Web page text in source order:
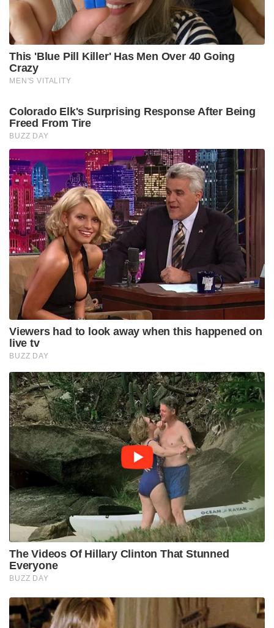
15 दक्षिण अफ्रीका 30%
16 पाकिस्तान 29%
17 ट्यूनीशिया 28%
18
20 दक्षिण कोरिया 25%
21
24%
23 कोट डी’बकाया राशि 21%
24 यूरोपीय संघ 20%
25 जॉर्डन 20%
26 निकारागुआ
27 फिलिपींस 17%
28 इज़राइल 17%
29 15%
30 टर्की 10%
31
33 डोमिनिकन गणराज्य 10%
34 संयुक्त अरब अमीरात 10%
35 न्यूज़ीलैंड 10%
36 अर्जेंटीना 10%
एक्वाडोर 10%
38 ग्वाटेमाला 10%
39 होंडुरस 10%
40 मिस्र 10%
41 सऊदी अरब 10%
42 अल साल्वाडोर
44 त्रिनिदाद और टोबैगो